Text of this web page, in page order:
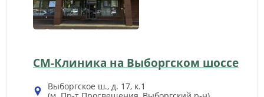
СМ-Клиника на Выборгском шоссе
Выборгское ш., д. 17, к.1